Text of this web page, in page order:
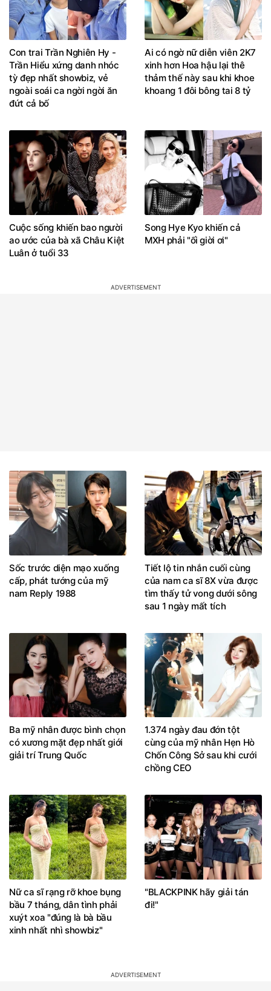
Con trai Trần Nghiên Hy -
Trần Hiểu xứng danh nhóc
tỳ đẹp nhất showbiz, vẻ
ngoài soái ca ngời ngời ăn
đứt cả bố
Ai có ngờ nữ diễn viên 2K7
xinh hơn Hoa hậu lại thê
thảm thế này sau khi khoe
khoang 1 đôi bông tai 8 tỷ
Cuộc sống khiến bao người
ao ước của bà xã Châu Kiệt
Luân ở tuổi 33
Song Hye Kyo khiến cả
MXH phải "ối giời ơi"
Sốc trước diện mạo xuống
cấp, phát tướng của mỹ
nam Reply 1988
Tiết lộ tin nhắn cuối cùng
của nam ca sĩ 8X vừa được
tìm thấy tử vong dưới sông
sau 1 ngày mất tích
Ba mỹ nhân được bình chọn
có xương mặt đẹp nhất giới
giải trí Trung Quốc
1.374 ngày đau đớn tột
cùng của mỹ nhân Hẹn Hò
Chốn Công Sở sau khi cưới
chồng CEO
Nữ ca sĩ rạng rỡ khoe bụng
bầu 7 tháng, dân tình phải
xuýt xoa "đúng là bà bầu
xinh nhất nhì showbiz"
"BLACKPINK hãy giải tán
đi!"